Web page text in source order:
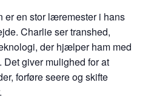
er en stor læremester i hans
Charlie ser transhed,
der hjælper ham med
giver mulighed for at
forføre seere og skifte